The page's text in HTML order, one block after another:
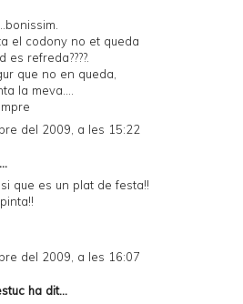
el codony no et queda
es refreda????.
que no en queda,
la meva....
del 2009, a les 15:22
que es un plat de festa!!
del 2009, a les 16:07
ha dit...